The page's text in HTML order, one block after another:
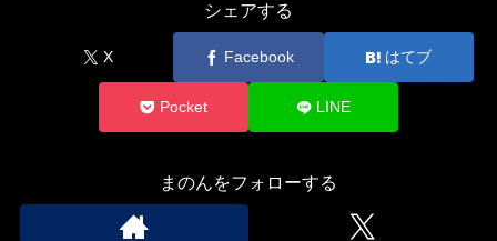
シェアする
X Facebook はてブ
Pocket LINE
まのんをフォローする